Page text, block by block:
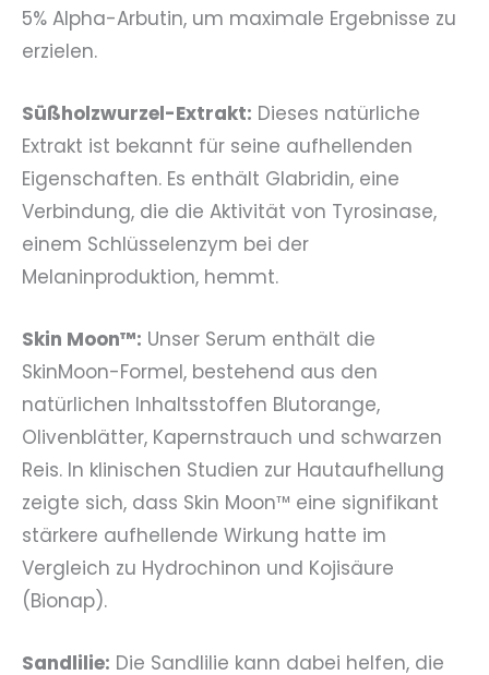
5% Alpha-Arbutin, um maximale Ergebnisse zu
erzielen.
Süßholzwurzel-Extrakt: Dieses natürliche
Extrakt ist bekannt für seine aufhellenden
Eigenschaften. Es enthält Glabridin, eine
Verbindung, die die Aktivität von Tyrosinase,
einem Schlüsselenzym bei der
Melaninproduktion, hemmt.
Skin Moon™: Unser Serum enthält die
SkinMoon-Formel, bestehend aus den
natürlichen Inhaltsstoffen Blutorange,
Olivenblätter, Kapernstrauch und schwarzen
Reis. In klinischen Studien zur Hautaufhellung
zeigte sich, dass Skin Moon™ eine signifikant
stärkere aufhellende Wirkung hatte im
Vergleich zu Hydrochinon und Kojisäure
(Bionap).
Sandlilie: Die Sandlilie kann dabei helfen, die